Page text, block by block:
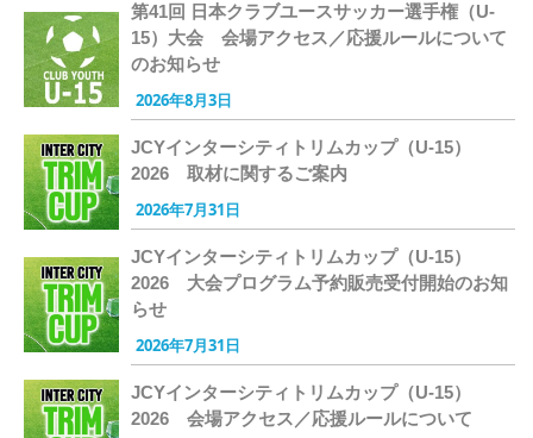
第41回 日本クラブユースサッカー選手権（U-
15）大会 会場アクセス／応援ルールについて
のお知らせ
2026年8月3日
JCYインターシティトリムカップ（U-15）
2026 取材に関するご案内
2026年7月31日
JCYインターシティトリムカップ（U-15）
2026 大会プログラム予約販売受付開始のお知
らせ
2026年7月31日
JCYインターシティトリムカップ（U-15）
2026 会場アクセス／応援ルールについて